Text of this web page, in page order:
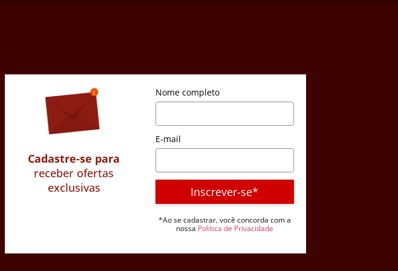
Cadastre-se para
receber ofertas
exclusivas
Nome completo
E-mail
Inscrever-se*
*Ao se cadastrar, você concorda com a
nossa Política de Privacidade